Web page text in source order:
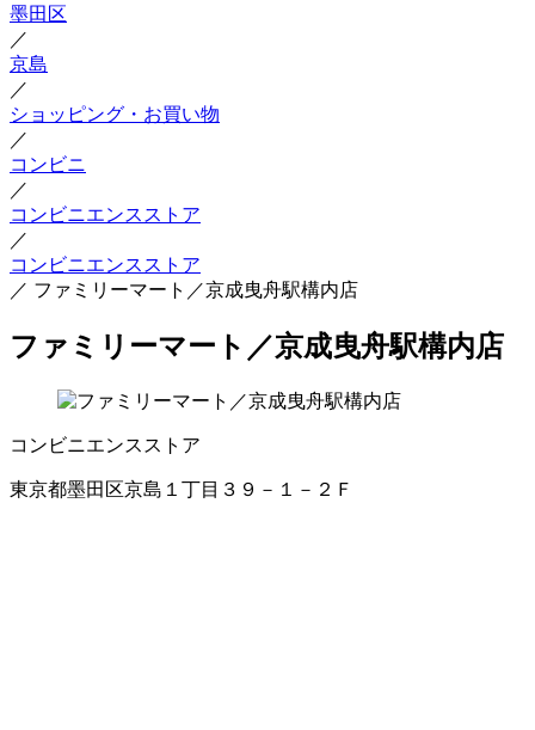
墨田区
／
京島
／
ショッピング・お買い物
／
コンビニ
／
コンビニエンスストア
／
コンビニエンスストア
／ ファミリーマート／京成曳舟駅構内店
ファミリーマート／京成曳舟駅構内店
コンビニエンスストア
東京都墨田区京島１丁目３９－１－２Ｆ